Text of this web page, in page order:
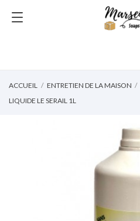
ACCUEIL ENTRETIEN DE LA MAISON
LIQUIDE LE SERAIL 1L